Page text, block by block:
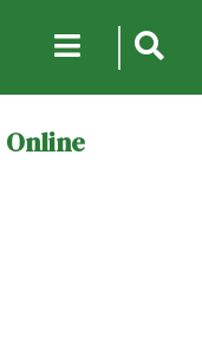
Online